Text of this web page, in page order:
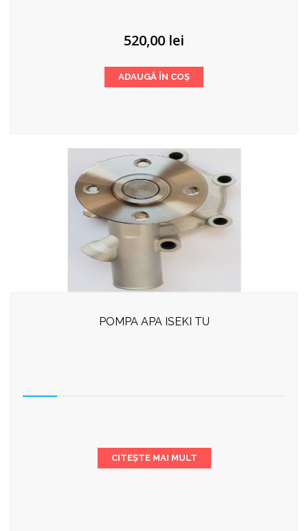
520,00 lei
ADAUGĂ ÎN COȘ
POMPA APA ISEKI TU
CITEȘTE MAI MULT